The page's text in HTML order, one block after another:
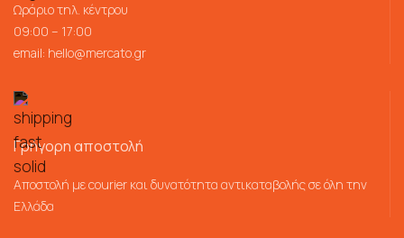
Ωράριο τηλ. κέντρου
09:00 – 17:00
email: hello@mercato.gr
Γρήγορη αποστολή
Αποστολή με courier και δυνατότητα αντικαταβολής σε όλη την
Ελλάδα